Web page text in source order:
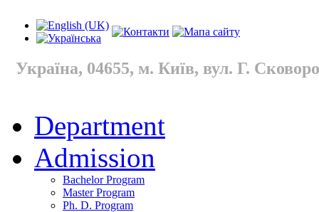
Україна, 04655, м. Київ, вул. Г.
Department
Admission
Bachelor Program
Master Program
Ph. D. Program